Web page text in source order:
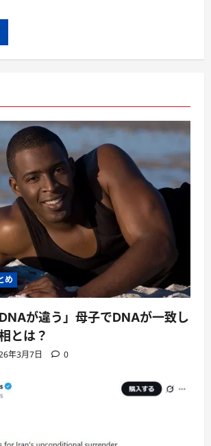
め
DNAが違う」母子でDNAが一致し
とは？
年3月7日 0